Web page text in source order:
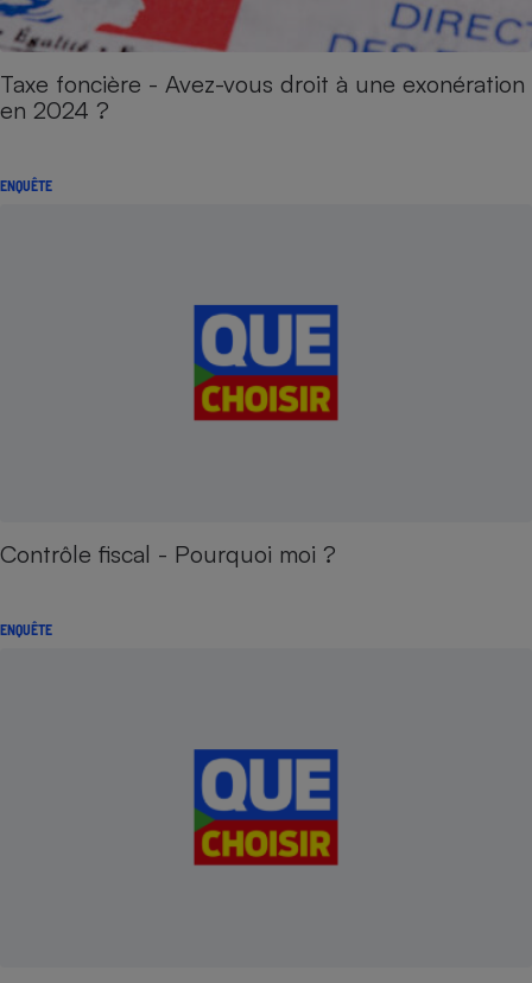
Taxe foncière - Avez-vous droit à une exonération
en 2024 ?
ENQUÊTE
Contrôle fiscal - Pourquoi moi ?
ENQUÊTE